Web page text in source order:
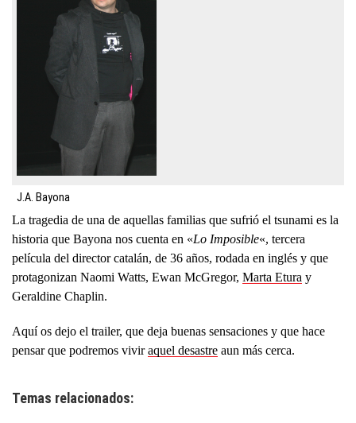
J.A. Bayona
La tragedia de una de aquellas familias que sufrió el tsunami es la
historia que Bayona nos cuenta en «Lo Imposible«, tercera
película del director catalán, de 36 años, rodada en inglés y que
protagonizan Naomi Watts, Ewan McGregor, Marta Etura y
Geraldine Chaplin.
Aquí os dejo el trailer, que deja buenas sensaciones y que hace
pensar que podremos viviraquel desastre aun más cerca.
Temas relacionados: